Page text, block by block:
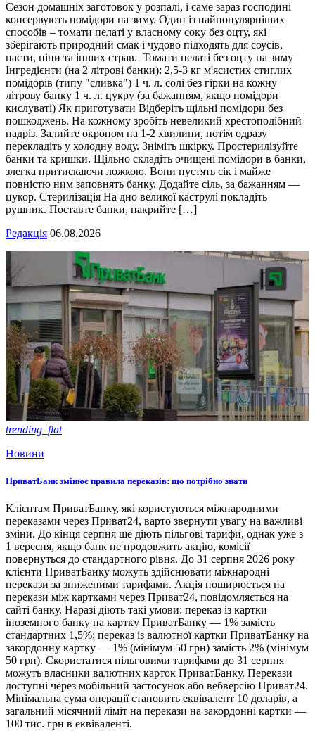
Сезон домашніх заготовок у розпалі, і саме зараз господині
консервують помідори на зиму. Один із найпопулярніших
способів – томати пелаті у власному соку без оцту, які
зберігають природний смак і чудово підходять для соусів,
пасти, піци та інших страв. Томати пелаті без оцту на зиму
Інгредієнти (на 2 літрові банки): 2,5-3 кг м'ясистих стиглих
помідорів (типу "сливка") 1 ч. л. солі без гірки на кожну
літрову банку 1 ч. л. цукру (за бажанням, якщо помідори
кислуваті) Як приготувати Відберіть щільні помідори без
пошкоджень. На кожному зробіть невеликий хрестоподібний
надріз. Залийте окропом на 1-2 хвилини, потім одразу
перекладіть у холодну воду. Зніміть шкірку. Простерилізуйте
банки та кришки. Щільно складіть очищені помідори в банки,
злегка притискаючи ложкою. Вони пустять сік і майже
повністю ним заповнять банку. Додайте сіль, за бажанням —
цукор. Стерилізація На дно великої каструлі покладіть
рушник. Поставте банки, накрийте […]
Редакція 06.08.2026
trending_flat
Новини
ПриватБанк змінює правила переказів: що потрібно знати
Клієнтам ПриватБанку, які користуються міжнародними
переказами через Приват24, варто звернути увагу на важливі
зміни. До кінця серпня ще діють пільгові тарифи, однак уже з
1 вересня, якщо банк не продовжить акцію, комісії
повернуться до стандартного рівня. До 31 серпня 2026 року
клієнти ПриватБанку можуть здійснювати міжнародні
перекази за зниженими тарифами. Акція поширюється на
перекази між картками через Приват24, повідомляється на
сайті банку. Наразі діють такі умови: переказ із картки
іноземного банку на картку ПриватБанку — 1% замість
стандартних 1,5%; переказ із валютної картки ПриватБанку на
закордонну картку — 1% (мінімум 50 грн) замість 2% (мінімум
50 грн). Скористатися пільговими тарифами до 31 серпня
можуть власники валютних карток ПриватБанку. Перекази
доступні через мобільний застосунок або вебверсію Приват24.
Мінімальна сума операції становить еквівалент 10 доларів, а
загальний місячний ліміт на перекази на закордонні картки —
100 тис. грн в еквіваленті.